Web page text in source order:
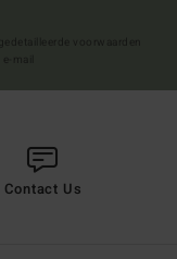
Contact Us